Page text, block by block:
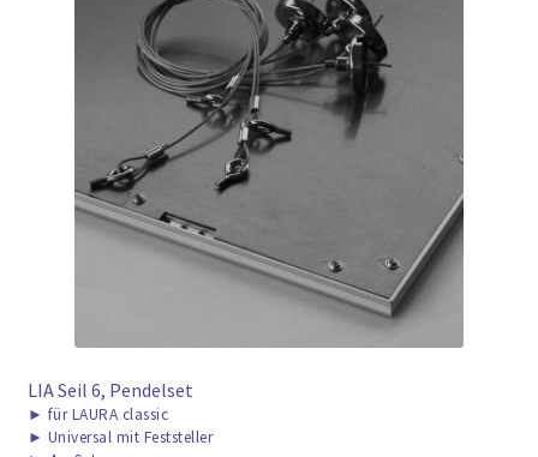
LIA Seil 6, Pendelset
► für LAURA classic
► Universal mit Feststeller